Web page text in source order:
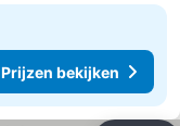
Prijzen bekijken